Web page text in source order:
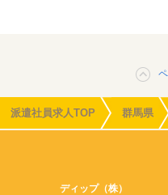
派遣社員求人TOP 群馬県
ディップ（株）